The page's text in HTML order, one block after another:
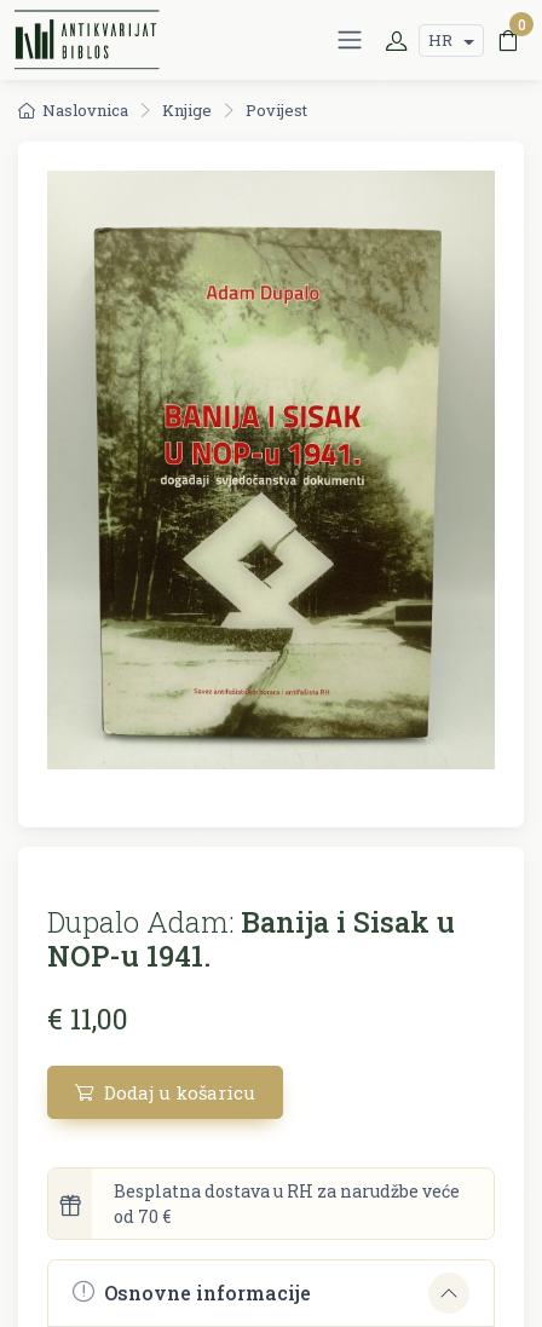
HR
0
Naslovnica Knjige Povijest
Dupalo Adam: Banija i Sisak u
NOP-u 1941.
€ 11,00
Dodaj u košaricu
Besplatna dostava u RH za narudžbe veće
od 70 €
Osnovne informacije